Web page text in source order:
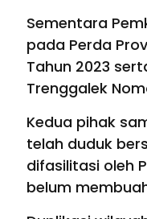
Sementara
pada Perda
Tahun 2023
Trenggalek
Kedua pihak
telah duduk
difasilitasi oleh
belum